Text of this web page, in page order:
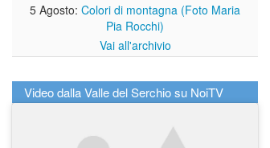
5 Agosto: Colori di montagna (Foto Maria
Pia Rocchi)
Vai all'archivio
Video dalla Valle del Serchio su NoiTV